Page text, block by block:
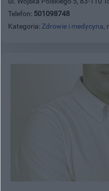
Telefon: 501098748
Kategoria: Zdrowie i medycyna,